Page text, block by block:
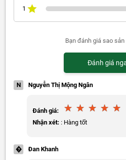
1
Bạn đánh giá sao
Đánh giá
N Nguyễn Thị Mộng Ngân
Đánh giá:
Nhận xét: : Hàng tốt
� Đan Khanh